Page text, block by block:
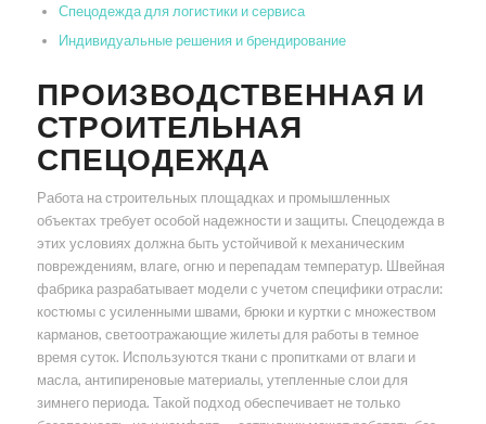
Спецодежда для логистики и сервиса
Индивидуальные решения и брендирование
ПРОИЗВОДСТВЕННАЯ И
СТРОИТЕЛЬНАЯ
СПЕЦОДЕЖДА
Работа на строительных площадках и промышленных
объектах требует особой надежности и защиты. Спецодежда в
этих условиях должна быть устойчивой к механическим
повреждениям, влаге, огню и перепадам температур. Швейная
фабрика разрабатывает модели с учетом специфики отрасли:
костюмы с усиленными швами, брюки и куртки с множеством
карманов, светоотражающие жилеты для работы в темное
время суток. Используются ткани с пропитками от влаги и
масла, антипиреновые материалы, утепленные слои для
зимнего периода. Такой подход обеспечивает не только